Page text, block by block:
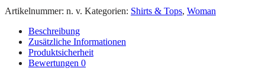
Artikelnummer: n. v. Kategorien: Shirts & Tops, Woman
Beschreibung
Zusätzliche Informationen
Produktsicherheit
Bewertungen 0